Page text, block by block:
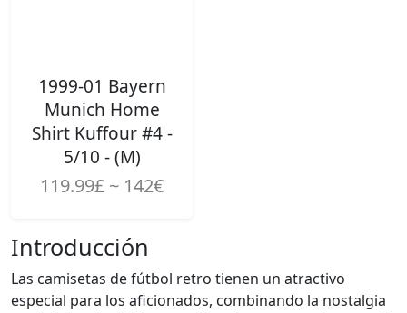
1999-01 Bayern
Munich Home
Shirt Kuffour #4 -
5/10 - (M)
119.99£ ~ 142€
Introducción
Las camisetas de fútbol retro tienen un atractivo
especial para los aficionados, combinando la nostalgia